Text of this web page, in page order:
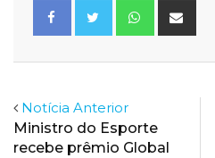
Whatsapp
Notícia Anterior
Ministro do Esporte
recebe prêmio Global